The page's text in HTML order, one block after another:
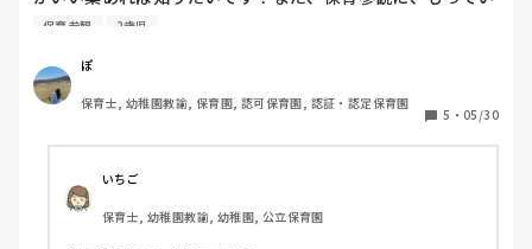
く日常の流れ？も知りたいです！
観察したのを粘土やクレヨンで自由に表現してもらいまし
た。先週金曜に花に興味もち、花びらを潰して指に色がつい
たことに気づいたことから、花で色水作りを少ししてみまし
保育参観 2歳児
ぽ
保育士, 幼稚園教諭, 保育園, 認可保育園, 認証・認定保育園
5 ・ 05/30
いちご
保育士, 幼稚園教諭, 幼稚園, 公立保育園